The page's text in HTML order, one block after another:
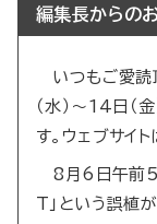
編集長からの
いつもご愛読
（水）～14日（
す。ウェブサイ
8月6日午前5
T」という誤植